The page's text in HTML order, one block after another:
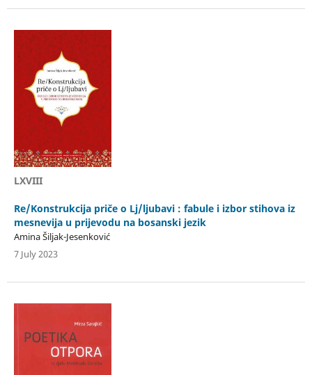
LXVIII
Re/Konstrukcija priče o Lj/ljubavi : fabule i izbor stihova iz
mesnevija u prijevodu na bosanski jezik
Amina Šiljak-Jesenković
7 July 2023